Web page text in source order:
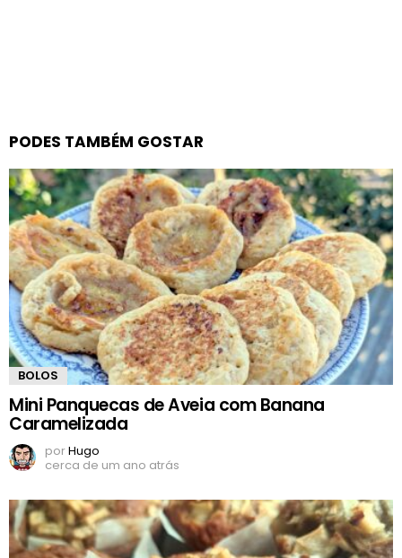
PODES TAMBÉM GOSTAR
BOLOS
Mini Panquecas de Aveia com Banana
Caramelizada
porHugo
cerca de um ano atrás